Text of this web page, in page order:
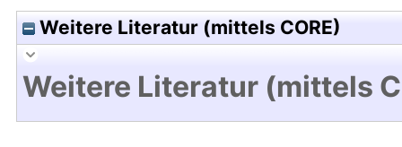
Weitere Literatur (mittels CORE)
Weitere Literatur (mittels